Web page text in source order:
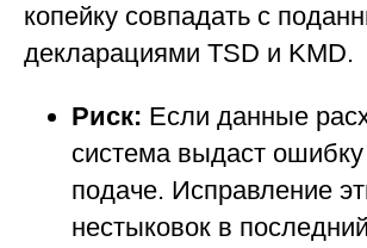
копейку совпадать с
декларациями TSD и KMD.
Риск: Если данные
система выдаст
подаче. Исправление
нестыковок в